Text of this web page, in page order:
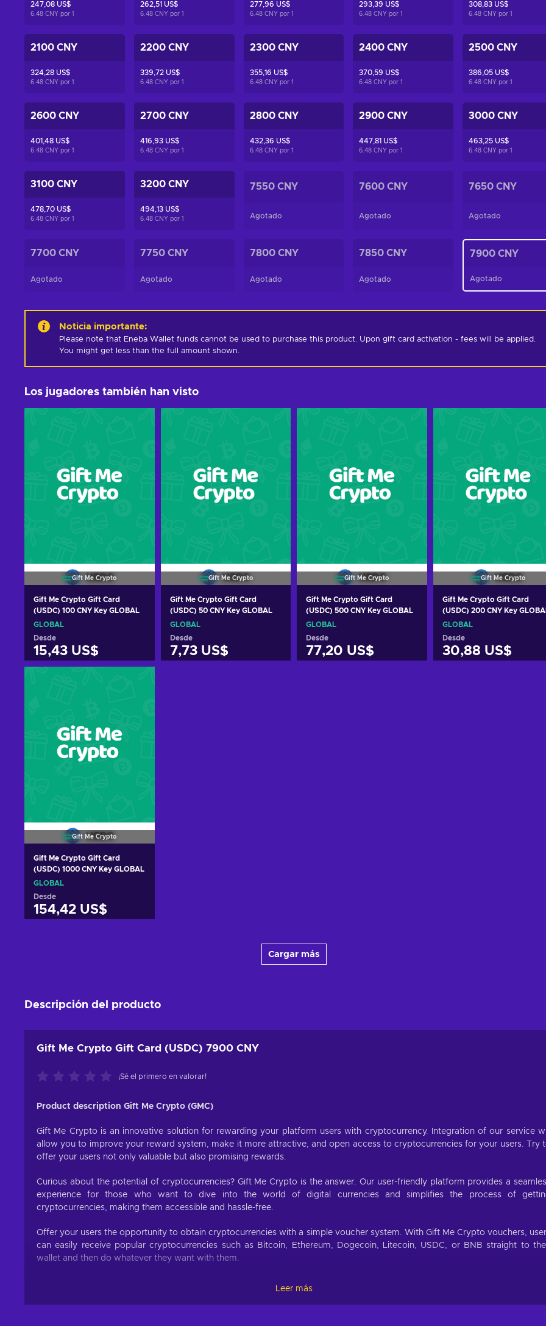
247,08 US$
6.48 CNY por 1
262,51 US$
6.48 CNY por 1
277,96 US$
6.48 CNY por 1
293,39 US$
6.48 CNY por1
308,83 US$
6.48 CNY por1
2100 CNY
324,28 US$
6.48 CNY por 1
2200 CNY
339,72 US$
6.48 CNY por 1
2300 CNY
355,16 US$
6.48 CNY por 1
2400 CNY
370,59 US$
6.48 CNY por1
2500 CNY
386,05 US$
6.48 CNY por1
2600 CNY
401,48 US$
6.48 CNY por 1
2700 CNY
416,93 US$
6.48 CNY por 1
2800 CNY
432,36 US$
6.48 CNY por 1
2900 CNY
447,81 US$
6.48 CNY por1
3000 CNY
463,25 US$
6.48 CNY por1
3100 CNY
478,70 US$
6.48 CNY por 1
3200 CNY
494,13 US$
6.48 CNY por 1
7550 CNY
Agotado
7600 CNY
Agotado
7650 CNY
Agotado
7700 CNY
Agotado
7750 CNY
Agotado
7800 CNY
Agotado
7850 CNY
Agotado
7900 CNY
Agotado
Noticia importante:
Please note that Eneba Wallet funds cannot be used to purchase this product. Upon gift card activation - fees will be applied.
You might get less than the full amount shown.
Los jugadores también han visto
Gift Me Crypto
Gift Me Crypto Gift Card
(USDC) 100 CNY Key GLOBAL
GLOBAL
Desde
15,43 US$
Gift Me Crypto
Gift Me Crypto Gift Card
(USDC) 50 CNY Key GLOBAL
GLOBAL
Desde
7,73 US$
Gift Me Crypto
Gift Me Crypto Gift Card
(USDC) 500 CNY Key GLOBAL
GLOBAL
Desde
77,20 US$
Gift Me Crypto
Gift Me Crypto Gift Card
(USDC) 200 CNY Key
GLOBAL
Desde
30,88 US$
Gift Me Crypto
Gift Me Crypto Gift Card
(USDC) 1000 CNY Key GLOBAL
GLOBAL
Desde
154,42 US$
Cargar más
Descripción del producto
Gift Me Crypto Gift Card (USDC) 7900 CNY
¡Sé el primero en valorar!
Product description Gift Me Crypto (GMC)
Gift Me Crypto is an innovative solution for rewarding your platform users with cryptocurrency. Integration of our service
allow you to improve your reward system, make it more attractive, and open access to cryptocurrencies for your users. Try
offer your users not only valuable but also promising rewards.
Curious about the potential of cryptocurrencies? Gift Me Crypto is the answer. Our user-friendly platform provides a
experience for those who want to dive into the world of digital currencies and simplifies the process of
cryptocurrencies, making them accessible and hassle-free.
Offer your users the opportunity to obtain cryptocurrencies with a simple voucher system. With Gift Me Crypto vouchers,
can easily receive popular cryptocurrencies such as Bitcoin, Ethereum, Dogecoin, Litecoin, USDC, or BNB straight to
wallet and then do whatever they want with them.
Leer más